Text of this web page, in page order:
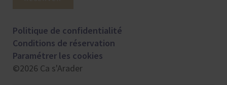
Politique de confidentialité
Conditions de réservation
Paramétrer les cookies
©2026 Ca s'Arader